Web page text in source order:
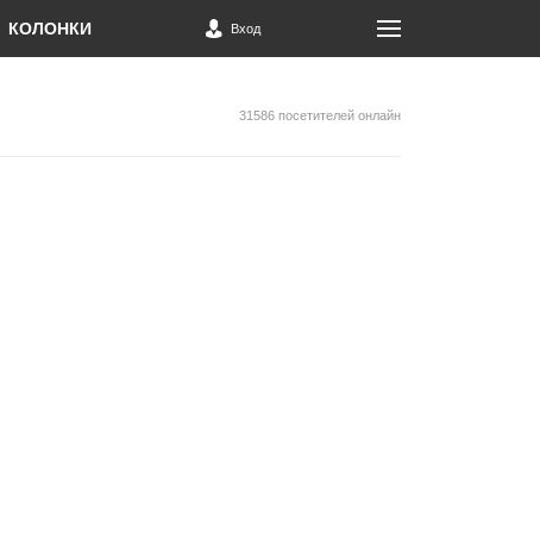
КОЛОНКИ Вход
31586 посетителей онлайн